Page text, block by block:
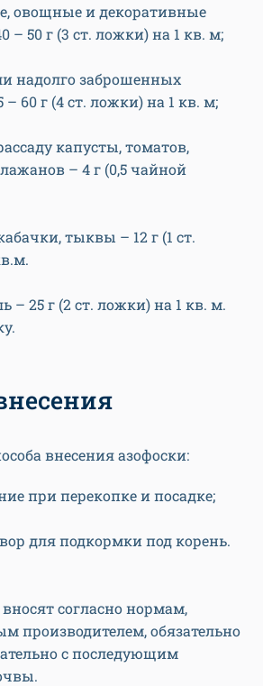
овощные и декоративные
– 50 г (3 ст. ложки) на 1 кв. м;
надолго заброшенных
– 60 г (4 ст. ложки) на 1 кв. м;
капусты, томатов,
– 4 г (0,5 чайной
тыквы – 12 г (1 ст.
– 25 г (2 ст. ложки) на 1 кв. м.
внесения азофоски:
при перекопке и посадке;
для подкормки под корень.
согласно нормам,
производителем, обязательно
с последующим